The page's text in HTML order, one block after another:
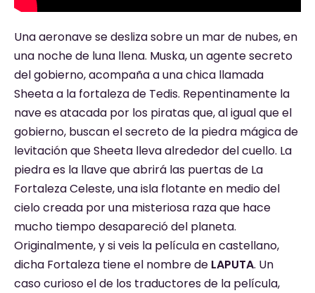
Una aeronave se desliza sobre un mar de nubes, en
una noche de luna llena. Muska, un agente secreto
del gobierno, acompaña a una chica llamada
Sheeta a la fortaleza de Tedis. Repentinamente la
nave es atacada por los piratas que, al igual que el
gobierno, buscan el secreto de la piedra mágica de
levitación que Sheeta lleva alrededor del cuello. La
piedra es la llave que abrirá las puertas de La
Fortaleza Celeste, una isla flotante en medio del
cielo creada por una misteriosa raza que hace
mucho tiempo desapareció del planeta.
Originalmente, y si veis la película en castellano,
dicha Fortaleza tiene el nombre de LAPUTA. Un
caso curioso el de los traductores de la película,